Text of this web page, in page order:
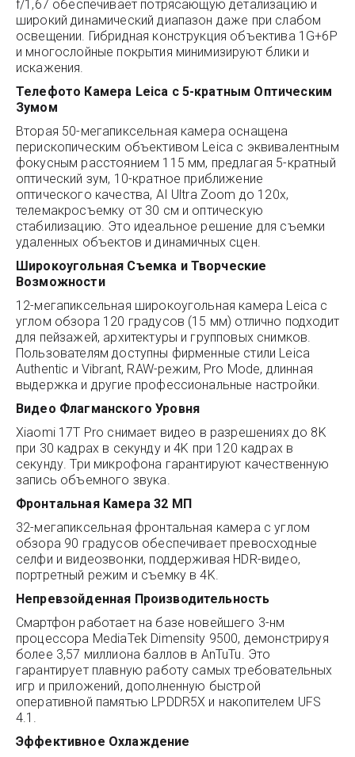
f/1,67 обеспечивает потрясающую детализацию и
широкий динамический диапазон даже при слабом
освещении. Гибридная конструкция объектива 1G+6P
и многослойные покрытия минимизируют блики и
искажения.
Телефото Камера Leica с 5-кратным Оптическим
Зумом
Вторая 50-мегапиксельная камера оснащена
перископическим объективом Leica с эквивалентным
фокусным расстоянием 115 мм, предлагая 5-кратный
оптический зум, 10-кратное приближение
оптического качества, AI Ultra Zoom до 120x,
телемакросъемку от 30 см и оптическую
стабилизацию. Это идеальное решение для съемки
удаленных объектов и динамичных сцен.
Широкоугольная Съемка и Творческие
Возможности
12-мегапиксельная широкоугольная камера Leica с
углом обзора 120 градусов (15 мм) отлично подходит
для пейзажей, архитектуры и групповых снимков.
Пользователям доступны фирменные стили Leica
Authentic и Vibrant, RAW-режим, Pro Mode, длинная
выдержка и другие профессиональные настройки.
Видео Флагманского Уровня
Xiaomi 17T Pro снимает видео в разрешениях до 8K
при 30 кадрах в секунду и 4K при 120 кадрах в
секунду. Три микрофона гарантируют качественную
запись объемного звука.
Фронтальная Камера 32 МП
32-мегапиксельная фронтальная камера с углом
обзора 90 градусов обеспечивает превосходные
селфи и видеозвонки, поддерживая HDR-видео,
портретный режим и съемку в 4K.
Непревзойденная Производительность
Смартфон работает на базе новейшего 3-нм
процессора MediaTek Dimensity 9500, демонстрируя
более 3,57 миллиона баллов в AnTuTu. Это
гарантирует плавную работу самых требовательных
игр и приложений, дополненную быстрой
оперативной памятью LPDDR5X и накопителем UFS
4.1.
Эффективное Охлаждение